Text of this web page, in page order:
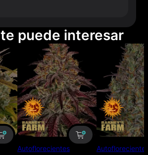
te puede interesar
Autoflorecientes